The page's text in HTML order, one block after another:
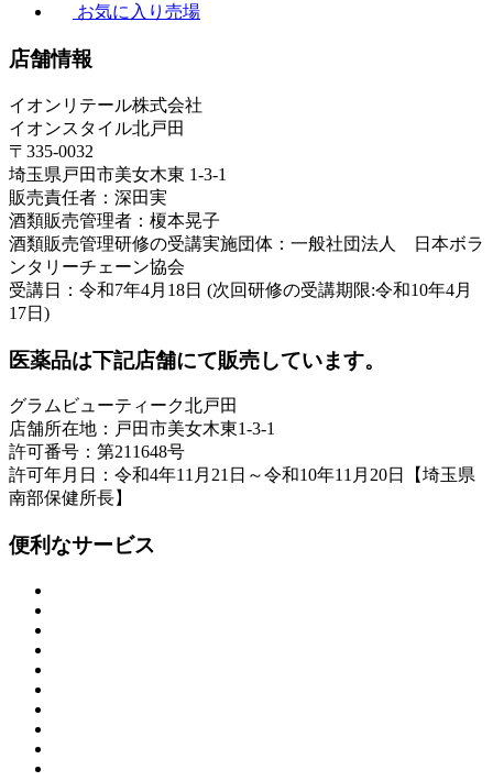
お気に入り売場
店舗情報
イオンリテール株式会社
イオンスタイル北戸田
〒335-0032
埼玉県戸田市美女木東 1-3-1
販売責任者：深田実
酒類販売管理者：榎本晃子
酒類販売管理研修の受講実施団体：一般社団法人 日本ボラ
ンタリーチェーン協会
受講日：令和7年4月18日 (次回研修の受講期限:令和10年4月
17日)
医薬品は下記店舗にて販売しています。
グラムビューティーク北戸田
店舗所在地：戸田市美女木東1-3-1
許可番号：第211648号
許可年月日：令和4年11月21日～令和10年11月20日【埼玉県
南部保健所長】
便利なサービス